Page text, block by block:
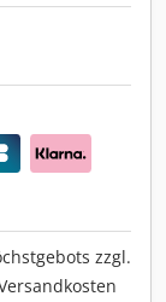
zzgl.